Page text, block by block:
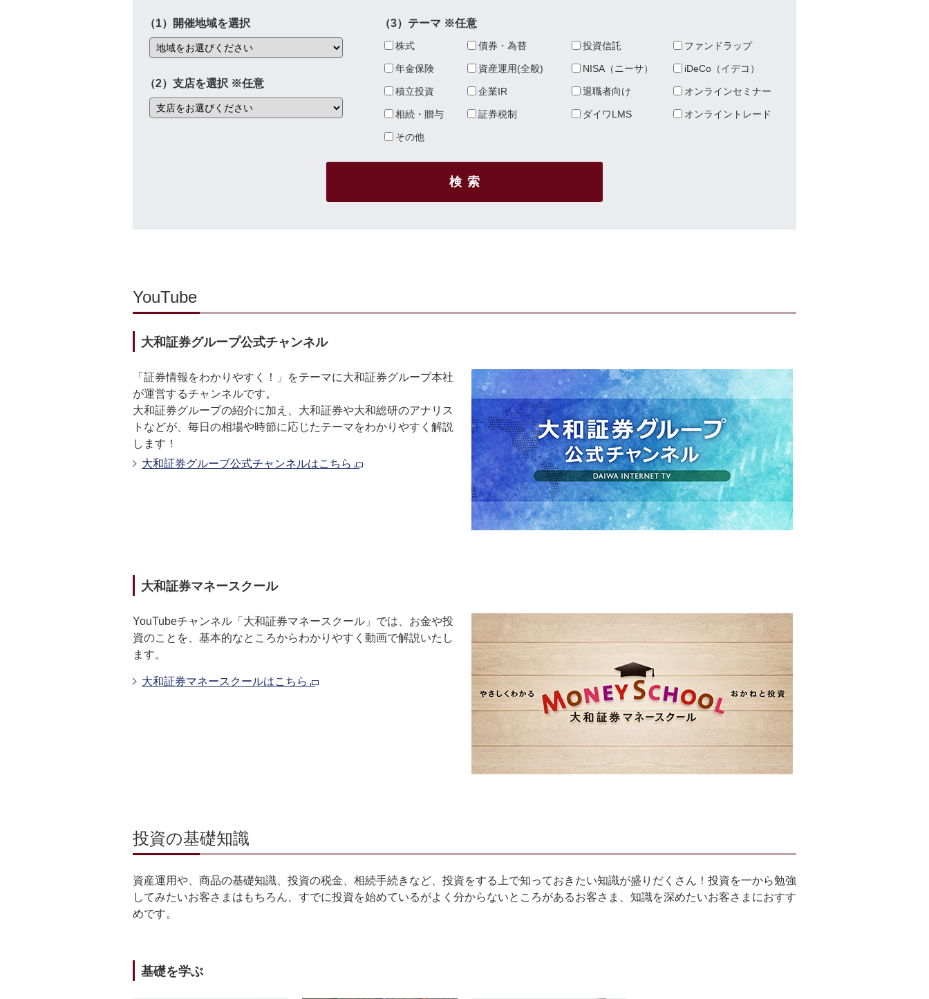
（1）開催地域を選択
（2）支店を選択 ※任意
（3）テーマ ※任意
（3）テーマ ※任意
株式 債券・為替 投資信託 ファンドラップ
年金保険 資産運用(全般) NISA（ニーサ） iDeCo（イデコ）
積立投資 企業IR 退職者向け オンラインセミナー
相続・贈与 証券税制 ダイワLMS オンライントレード
その他
検索
YouTube
大和証券グループ公式チャンネル
「証券情報をわかりやすく！」をテーマに大和証券グループ本社
が運営するチャンネルです。
大和証券グループの紹介に加え、大和証券や大和総研のアナリス
トなどが、毎日の相場や時節に応じたテーマをわかりやすく解説
します！
大和証券グループ公式チャンネルはこちら
大和証券マネースクール
YouTubeチャンネル「大和証券マネースクール」では、お金や投
資のことを、基本的なところからわかりやすく動画で解説いたし
ます。
大和証券マネースクールはこちら
投資の基礎知識
資産運用や、商品の基礎知識、投資の税金、相続手続きなど、投資をする上で知っておきたい知識が盛りだくさん！投資を一から勉強
してみたいお客さまはもちろん、すでに投資を始めているがよく分からないところがあるお客さま、知識を深めたいお客さまにおすす
めです。
基礎を学ぶ